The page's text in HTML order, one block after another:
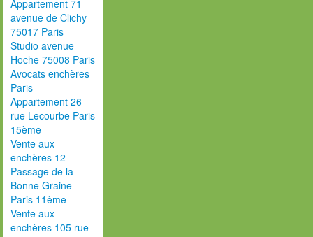
Appartement 71
avenue de Clichy
75017 Paris
Studio avenue
Hoche 75008 Paris
Avocats enchères
Paris
Appartement 26
rue Lecourbe Paris
15ème
Vente aux
enchères 12
Passage de la
Bonne Graine
Paris 11ème
Vente aux
enchères 105 rue